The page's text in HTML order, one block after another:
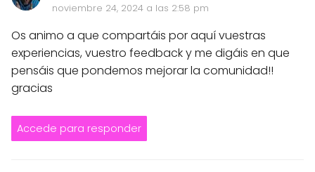
noviembre 24, 2024 a las 2:58 pm
Os animo a que compartáis por aquí vuestras
experiencias, vuestro feedback y me digáis en que
pensáis que pondemos mejorar la comunidad!!
gracias
Accede para responder